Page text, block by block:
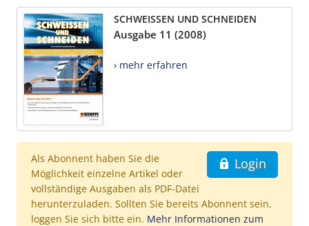
SCHWEISSEN UND SCHNEIDEN
Ausgabe 11 (2008)
› mehr erfahren
Login
Als Abonnent haben Sie die
Möglichkeit einzelne Artikel oder
vollständige Ausgaben als PDF-Datei
herunterzuladen. Sollten Sie bereits Abonnent sein,
loggen Sie sich bitte ein. Mehr Informationen zum